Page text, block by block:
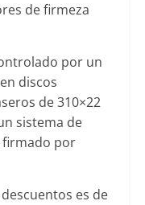
de firmeza
por un
discos
de 310×22
sistema de
firmado por
es de